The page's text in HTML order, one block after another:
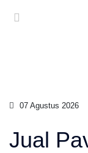
07 Agustus 2026
Jual